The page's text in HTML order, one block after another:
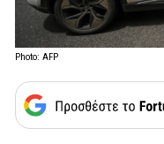
Photo: AFP